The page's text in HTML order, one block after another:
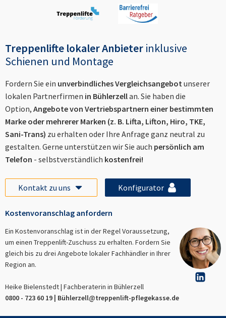
Treppenlifte lokaler Anbieter inklusive
Schienen und Montage
Fordern Sie ein unverbindliches Vergleichsangebotunserer
lokalen Partnerfirmen in Bühlerzellan. Sie haben die
Option, Angebote von Vertriebspartnern einer bestimmten
Marke oder mehrerer Marken (z. B. Lifta, Lifton, Hiro, TKE,
Sani-Trans) zu erhalten oder Ihre Anfrage ganz neutral zu
gestalten. Gerne unterstützen wir Sie auch persönlich am
Telefon - selbstverständlich kostenfrei!
Kontakt zu uns Konfigurator
Kostenvoranschlag anfordern
Ein Kostenvoranschlag ist in der Regel Voraussetzung,
um einen Treppenlift-Zuschuss zu erhalten. Fordern Sie
gleich bis zu drei Angebote lokaler Fachhändler in Ihrer
Region an.
Heike Bielenstedt | Fachberaterin in Bühlerzell
0800 - 723 60 19 | Bühlerzell@treppenlift-pflegekasse.de